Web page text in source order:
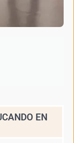
EN